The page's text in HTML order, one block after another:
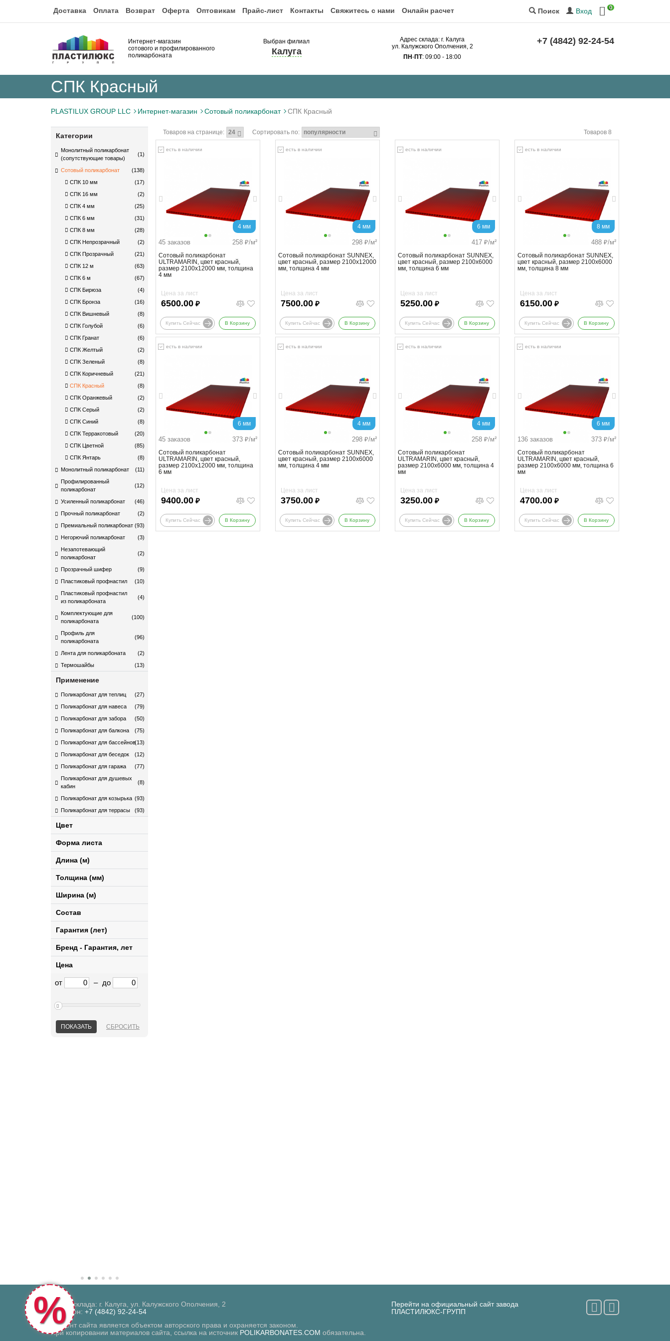
Доставка Оплата Возврат Оферта Оптовикам Прайс-лист Контакты Свяжитесь с нами Онлайн расчет Поиск Вход 0
Интернет-магазин
сотового и профилированного
поликарбоната
Выбран филиал
Калуга
Адрес склада: г. Калуга
ул. Калужского Ополчения, 2
ПН-ПТ: 09:00 - 18:00
+7 (4842) 92-24-54
СПК Красный
PLASTILUX GROUP LLC Интернет-магазин Сотовый поликарбонат СПК Красный
Категории
Монолитный поликарбонат
(сопутствующие товары)
(1)
Сотовый поликарбонат
(138)
СПК 10 мм
(17)
СПК 16 мм
(2)
СПК 4 мм
(25)
СПК 6 мм
(31)
СПК 8 мм
(28)
СПК Непрозрачный
(2)
СПК Прозрачный
(21)
СПК 12 м
(63)
СПК 6 м
(67)
СПК Бирюза
(4)
СПК Бронза
(16)
СПК Вишневый
(8)
СПК Голубой
(6)
СПК Гранат
(6)
СПК Желтый
(2)
СПК Зеленый
(8)
СПК Коричневый
(21)
СПК Красный
(8)
СПК Оранжевый
(2)
СПК Серый
(2)
СПК Синий
(8)
СПК Терракотовый
(20)
СПК Цветной
(85)
СПК Янтарь
(8)
Монолитный поликарбонат
(11)
Профилированный
поликарбонат
(12)
Усиленный поликарбонат
(46)
Прочный поликарбонат
(2)
Премиальный поликарбонат (93)
Негорючий поликарбонат
(3)
Незапотевающий
поликарбонат
(2)
Прозрачный шифер
(9)
Пластиковый профнастил
(10)
Пластиковый профнастил
из поликарбоната
(4)
Комплектующие для
поликарбоната​
(100)
Профиль для
поликарбоната
(96)
Лента для поликарбоната
(2)
Термошайбы
(13)
Применение
Поликарбонат для теплиц
(27)
Поликарбонат для навеса
(79)
Поликарбонат для забора
(50)
Поликарбонат для балкона
(75)
Поликарбонат для бассейнов(13)
Поликарбонат для беседок
(12)
Поликарбонат для гаража
(77)
Поликарбонат для душевых
кабин
(8)
Поликарбонат для козырька (93)
Поликарбонат для террасы
(93)
Цвет
Форма листа
Длина (м)
Толщина (мм)
Ширина (м)
Состав
Гарантия (лет)
Бренд - Гарантия, лет
Цена
от – до
Товаров на странице: Сортировать по: Товаров 8
есть в наличии
258 ₽/м²
45 заказов
4 мм
Сотовый поликарбонат
ULTRAMARIN, цвет красный,
размер 2100x12000 мм, толщина
4 мм
Цена за лист
6500.00 ₽
Купить Сейчас В Корзину
есть в наличии
298 ₽/м²
4 мм
Сотовый поликарбонат SUNNEX,
цвет красный, размер 2100x12000
мм, толщина 4 мм
Цена за лист
7500.00 ₽
Купить Сейчас В Корзину
есть в наличии
417 ₽/м²
6 мм
Сотовый поликарбонат SUNNEX,
цвет красный, размер 2100x6000
мм, толщина 6 мм
Цена за лист
5250.00 ₽
Купить Сейчас В Корзину
есть в наличии
488 ₽/м²
8 мм
Сотовый поликарбонат SUNNEX,
цвет красный, размер 2100x6000
мм, толщина 8 мм
Цена за лист
6150.00 ₽
Купить Сейчас В Корзину
есть в наличии
373 ₽/м²
45 заказов
6 мм
Сотовый поликарбонат
ULTRAMARIN, цвет красный,
размер 2100x12000 мм, толщина
6 мм
Цена за лист
9400.00 ₽
Купить Сейчас В Корзину
есть в наличии
298 ₽/м²
4 мм
Сотовый поликарбонат SUNNEX,
цвет красный, размер 2100x6000
мм, толщина 4 мм
Цена за лист
3750.00 ₽
Купить Сейчас В Корзину
есть в наличии
258 ₽/м²
4 мм
Сотовый поликарбонат
ULTRAMARIN, цвет красный,
размер 2100x6000 мм, толщина 4
мм
Цена за лист
3250.00 ₽
Купить Сейчас В Корзину
есть в наличии
373 ₽/м²
136 заказов
6 мм
Сотовый поликарбонат
ULTRAMARIN, цвет красный,
размер 2100x6000 мм, толщина 6
мм
Цена за лист
4700.00 ₽
Купить Сейчас В Корзину
Адрес склада: г. Калуга, ул. Калужского Ополчения, 2
Телефон: +7 (4842) 92-24-54
Контент сайта является объектом авторского права и охраняется законом.
При копировании материалов сайта, ссылка на источник POLIKARBONATES.COM обязательна.
Перейти на официальный сайт завода
ПЛАСТИЛЮКС-ГРУПП
%